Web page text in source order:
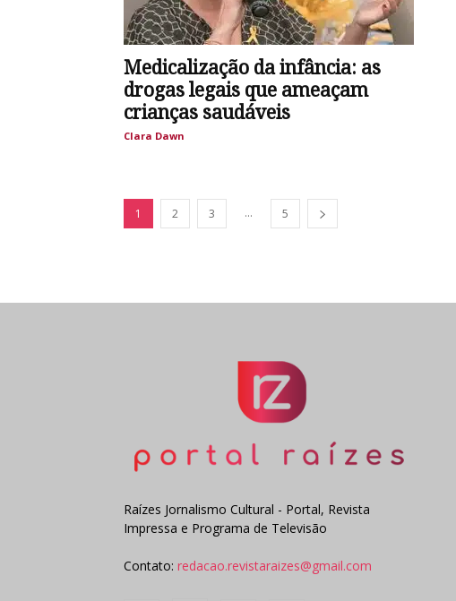
Medicalização da infância: as
drogas legais que ameaçam
crianças saudáveis
Clara Dawn
1 2 3 ... 5
Raízes Jornalismo Cultural - Portal, Revista
Impressa e Programa de Televisão
Contato: redacao.revistaraizes@gmail.com